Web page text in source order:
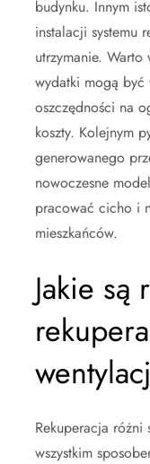
budynku. Innym
instalacji systemu
utrzymanie.
wydatki mogą być
oszczędności na
koszty. Kolejnym
generowanego
nowoczesne
pracować cicho i
mieszkańców.
Jakie
Rekuperacja
wszystkim